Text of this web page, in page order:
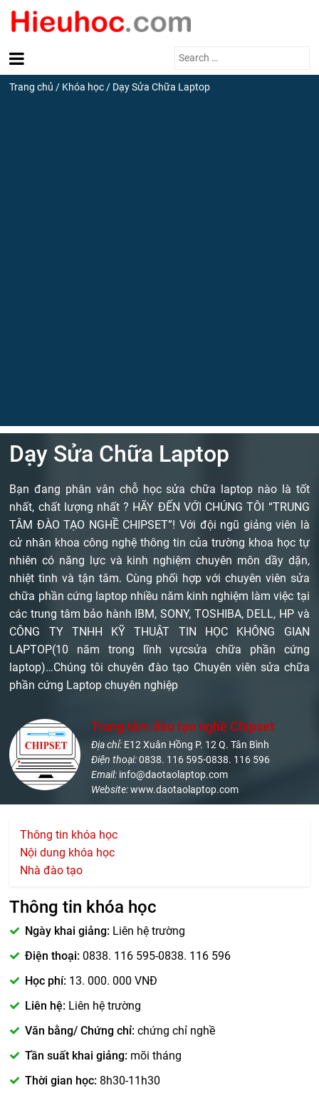
Search
Trang chủ / Khóa học / Dạy Sửa Chữa Laptop
Dạy Sửa Chữa Laptop
Bạn đang phân vân chỗ học sửa chữa laptop nào là tốt
nhất, chất lượng nhất ? HÃY ĐẾN VỚI CHÚNG TÔI “TRUNG
TÂM ĐÀO TẠO NGHỀ CHIPSET”! Với đội ngũ giảng viên là
cử nhân khoa công nghệ thông tin của trường khoa học tự
nhiên có năng lực và kinh nghiệm chuyên môn dầy dặn,
nhiệt tình và tận tâm. Cùng phối hợp với chuyên viên sửa
chữa phần cứng laptop nhiều năm kinh nghiệm làm việc tại
các trung tâm bảo hành IBM, SONY, TOSHIBA, DELL, HP và
CÔNG TY TNHH KỸ THUẬT TIN HỌC KHÔNG GIAN
LAPTOP(10 năm trong lĩnh vựcsửa chữa phần cứng
laptop)…Chúng tôi chuyên đào tạo Chuyên viên sửa chữa
phần cứng Laptop chuyên nghiệp
Trung tâm đào tạo nghề Chipset
Địa chỉ: E12 Xuân Hồng P. 12 Q. Tân Bình
Điện thoại:0838. 116 595-0838. 116 596
Email: info@daotaolaptop.com
Website:www.daotaolaptop.com
Thông tin khóa học
Nội dung khóa học
Nhà đào tạo
Thông tin khóa học
Ngày khai giảng: Liên hệ trường
Điện thoại: 0838. 116 595-0838. 116 596
Học phí: 13. 000. 000 VNĐ
Liên hệ: Liên hệ trường
Văn bằng/ Chứng chỉ: chứng chỉ nghề
Tần suất khai giảng: mõi tháng
Thời gian học: 8h30-11h30